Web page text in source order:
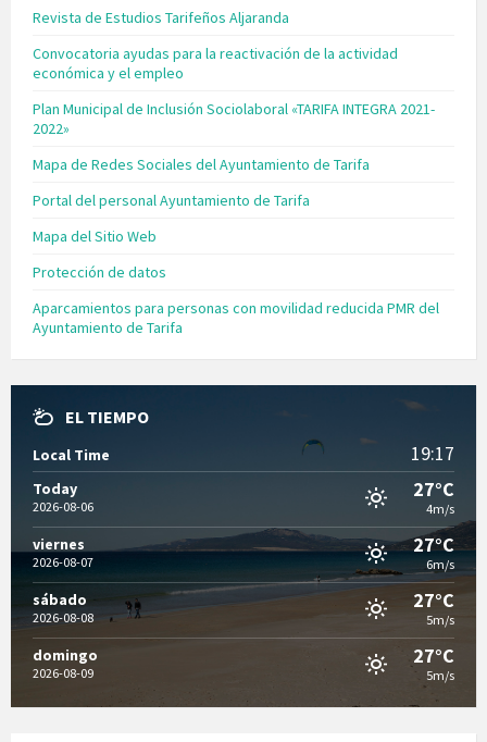
Revista de Estudios Tarifeños Aljaranda
Convocatoria ayudas para la reactivación de la actividad
económica y el empleo
Plan Municipal de Inclusión Sociolaboral «TARIFA INTEGRA 2021-
2022»
Mapa de Redes Sociales del Ayuntamiento de Tarifa
Portal del personal Ayuntamiento de Tarifa
Mapa del Sitio Web
Protección de datos
Aparcamientos para personas con movilidad reducida PMR del
Ayuntamiento de Tarifa
EL TIEMPO
Local Time 19:17
Today
2026-08-06
27°C
4m/s
viernes
2026-08-07
27°C
6m/s
sábado
2026-08-08
27°C
5m/s
domingo
2026-08-09
27°C
5m/s